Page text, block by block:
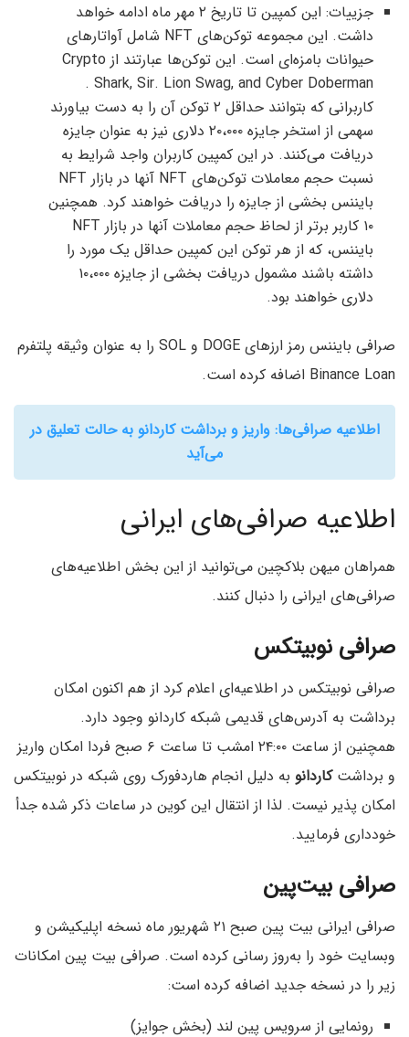
جزییات: این کمپین تا تاریخ ۲ مهر ماه ادامه خواهد
داشت. این مجموعه توکن‌های NFT شامل آواتارهای
حیوانات بامزه‌ای است. این توکن‌ها عبارتند از Crypto
Shark, Sir. Lion Swag, and Cyber Doberman .
کاربرانی که بتوانند حداقل ۲ توکن آن را به دست بیاورند
سهمی از استخر جایزه ۲۰،۰۰۰ دلاری نیز به عنوان جایزه
دریافت می‌کنند. در این کمپین کاربران واجد شرایط به
نسبت حجم معاملات توکن‌های NFT آنها در بازار NFT
بایننس بخشی از جایزه را دریافت خواهند کرد. همچنین
۱۰ کاربر برتر از لحاظ حجم معاملات آنها در بازار NFT
بایننس، که از هر توکن این کمپین حداقل یک مورد را
داشته باشند مشمول دریافت بخشی از جایزه ۱۰،۰۰۰
دلاری خواهند بود.
صرافی بایننس رمز ارزهای DOGE و SOL را به عنوان وثیقه پلتفرم
Binance Loan اضافه کرده است.
اطلاعیه صرافی‌ها: واریز و برداشت کاردانو به حالت تعلیق در
می‌آید
اطلاعیه صرافی‌های ایرانی
همراهان میهن بلاکچین می‌توانید از این بخش اطلاعیه‌های
صرافی‌های ایرانی را دنبال کنند.
صرافی نوبیتکس
صرافی نوبیتکس در اطلاعیه‌ای اعلام کرد از هم اکنون امکان
برداشت به آدرس‌های قدیمی شبکه کاردانو وجود دارد.
همچنین از ساعت ۲۴:۰۰ امشب تا ساعت ۶ صبح فردا امکان واریز
و برداشتکاردانو به دلیل انجام هاردفورک روی شبکه در نوبیتکس
امکان پذیر نیست. لذا از انتقال این کوین در ساعات ذکر شده جدأ
خودداری فرمایید.
صرافی بیت‌پین
صرافی ایرانی بیت پین صبح ۲۱ شهریور ماه نسخه اپلیکیشن و
وبسایت خود را به‌روز رسانی کرده است. صرافی بیت پین امکانات
زیر را در نسخه جدید اضافه کرده است:
رونمایی از سرویس پین لند (بخش جوایز)